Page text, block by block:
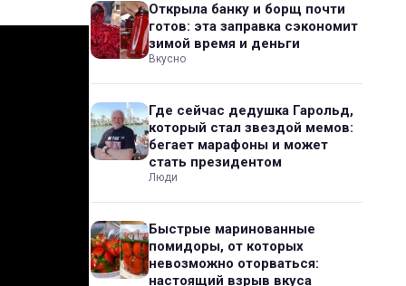
Открыла банку и борщ почти
готов: эта заправка сэкономит
зимой время и деньги
Вкусно
Где сейчас дедушка Гарольд,
который стал звездой мемов:
бегает марафоны и может
стать президентом
Люди
Быстрые маринованные
помидоры, от которых
невозможно оторваться:
настоящий взрыв вкуса